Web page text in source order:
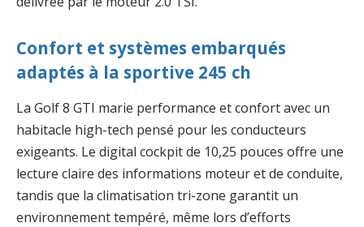
Confort et systèmes embarqués
adaptés à la sportive 245 ch
La Golf 8 GTI marie performance et confort avec un
habitacle high-tech pensé pour les conducteurs
exigeants. Le digital cockpit de 10,25 pouces offre une
lecture claire des informations moteur et de conduite,
tandis que la climatisation tri-zone garantit un
environnement tempéré, même lors d’efforts